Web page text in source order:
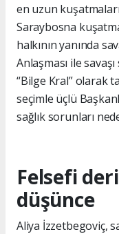
en uzun
Saraybosna
halkının yanında
Anlaşması ile
“Bilge Kral” olarak
seçimle üçlü
sağlık sorunları
Felsefi
düşünce
Aliya İzzetbegoviç,